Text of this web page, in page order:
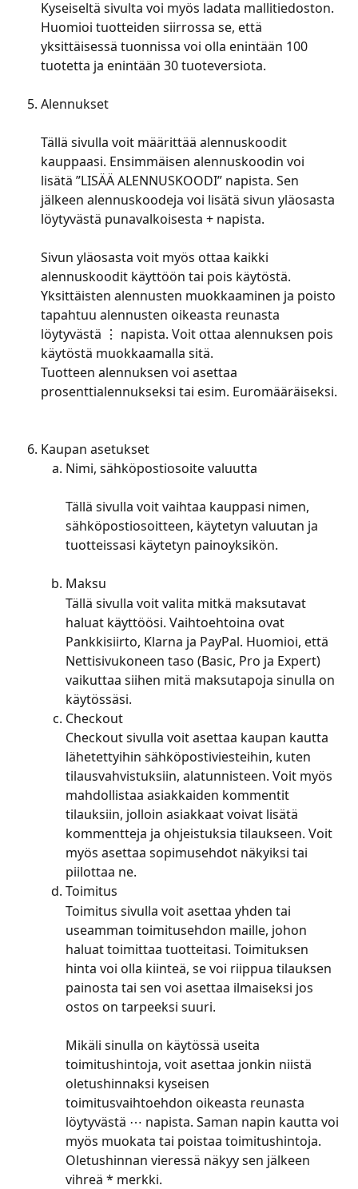
Kyseiseltä sivulta voi myös ladata mallitiedoston.
Huomioi tuotteiden siirrossa se, että
yksittäisessä tuonnissa voi olla enintään 100
tuotetta ja enintään 30 tuoteversiota.
Alennukset
Tällä sivulla voit määrittää alennuskoodit
kauppaasi. Ensimmäisen alennuskoodin voi
lisätä ”LISÄÄ ALENNUSKOODI” napista. Sen
jälkeen alennuskoodeja voi lisätä sivun yläosasta
löytyvästä punavalkoisesta + napista.
Sivun yläosasta voit myös ottaa kaikki
alennuskoodit käyttöön tai pois käytöstä.
Yksittäisten alennusten muokkaaminen ja poisto
tapahtuu alennusten oikeasta reunasta
löytyvästä ⋮ napista. Voit ottaa alennuksen pois
käytöstä muokkaamalla sitä.
Tuotteen alennuksen voi asettaa
prosenttialennukseksi tai esim. Euromääräiseksi.
Kaupan asetukset
Nimi, sähköpostiosoite valuutta
Tällä sivulla voit vaihtaa kauppasi nimen,
sähköpostiosoitteen, käytetyn valuutan ja
tuotteissasi käytetyn painoyksikön.
Maksu
Tällä sivulla voit valita mitkä maksutavat
haluat käyttöösi. Vaihtoehtoina ovat
Pankkisiirto, Klarna ja PayPal. Huomioi, että
Nettisivukoneen taso (Basic, Pro ja Expert)
vaikuttaa siihen mitä maksutapoja sinulla on
käytössäsi.
Checkout
Checkout sivulla voit asettaa kaupan kautta
lähetettyihin sähköpostiviesteihin, kuten
tilausvahvistuksiin, alatunnisteen. Voit myös
mahdollistaa asiakkaiden kommentit
tilauksiin, jolloin asiakkaat voivat lisätä
kommentteja ja ohjeistuksia tilaukseen. Voit
myös asettaa sopimusehdot näkyiksi tai
piilottaa ne.
Toimitus
Toimitus sivulla voit asettaa yhden tai
useamman toimitusehdon maille, johon
haluat toimittaa tuotteitasi. Toimituksen
hinta voi olla kiinteä, se voi riippua tilauksen
painosta tai sen voi asettaa ilmaiseksi jos
ostos on tarpeeksi suuri.
Mikäli sinulla on käytössä useita
toimitushintoja, voit asettaa jonkin niistä
oletushinnaksi kyseisen
toimitusvaihtoehdon oikeasta reunasta
löytyvästä ⋯ napista. Saman napin kautta voi
myös muokata tai poistaa toimitushintoja.
Oletushinnan vieressä näkyy sen jälkeen
vihreä * merkki.